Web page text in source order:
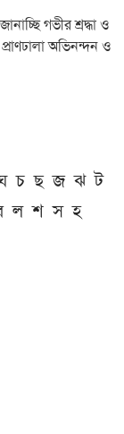
গভীর শ্রদ্ধা ও
অভিনন্দন ও
চ ছ জ ঝ ট
ল শ স হ